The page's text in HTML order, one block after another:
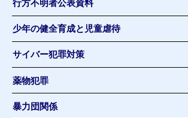
行方不明者公表資料
少年の健全育成と児童虐待
サイバー犯罪対策
薬物犯罪
暴力団関係